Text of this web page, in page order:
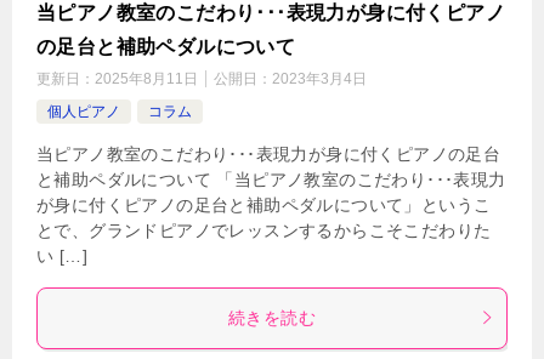
当ピアノ教室のこだわり･･･表現力が身に付くピアノ
の足台と補助ペダルについて
更新日： 2025年8月11日 公開日： 2023年3月4日
個人ピアノ
コラム
当ピアノ教室のこだわり･･･表現力が身に付くピアノの足台
と補助ペダルについて 「当ピアノ教室のこだわり･･･表現力
が身に付くピアノの足台と補助ペダルについて」というこ
とで、グランドピアノでレッスンするからこそこだわりた
い […]
続きを読む